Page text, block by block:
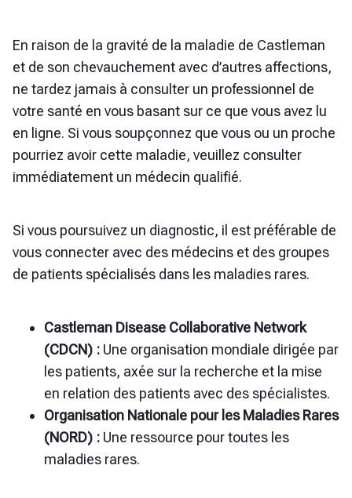
En raison de la gravité de la maladie de Castleman
et de son chevauchement avec d’autres affections,
ne tardez jamais à consulter un professionnel de
votre santé en vous basant sur ce que vous avez lu
en ligne. Si vous soupçonnez que vous ou un proche
pourriez avoir cette maladie, veuillez consulter
immédiatement un médecin qualifié.
Si vous poursuivez un diagnostic, il est préférable de
vous connecter avec des médecins et des groupes
de patients spécialisés dans les maladies rares.
Castleman Disease Collaborative Network
(CDCN) : Une organisation mondiale dirigée par
les patients, axée sur la recherche et la mise
en relation des patients avec des spécialistes.
Organisation Nationale pour les Maladies Rares
(NORD) : Une ressource pour toutes les
maladies rares.